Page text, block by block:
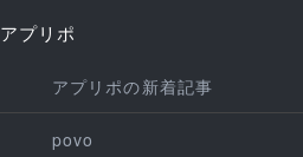
アプリポ
アプリポの新着記事
povo